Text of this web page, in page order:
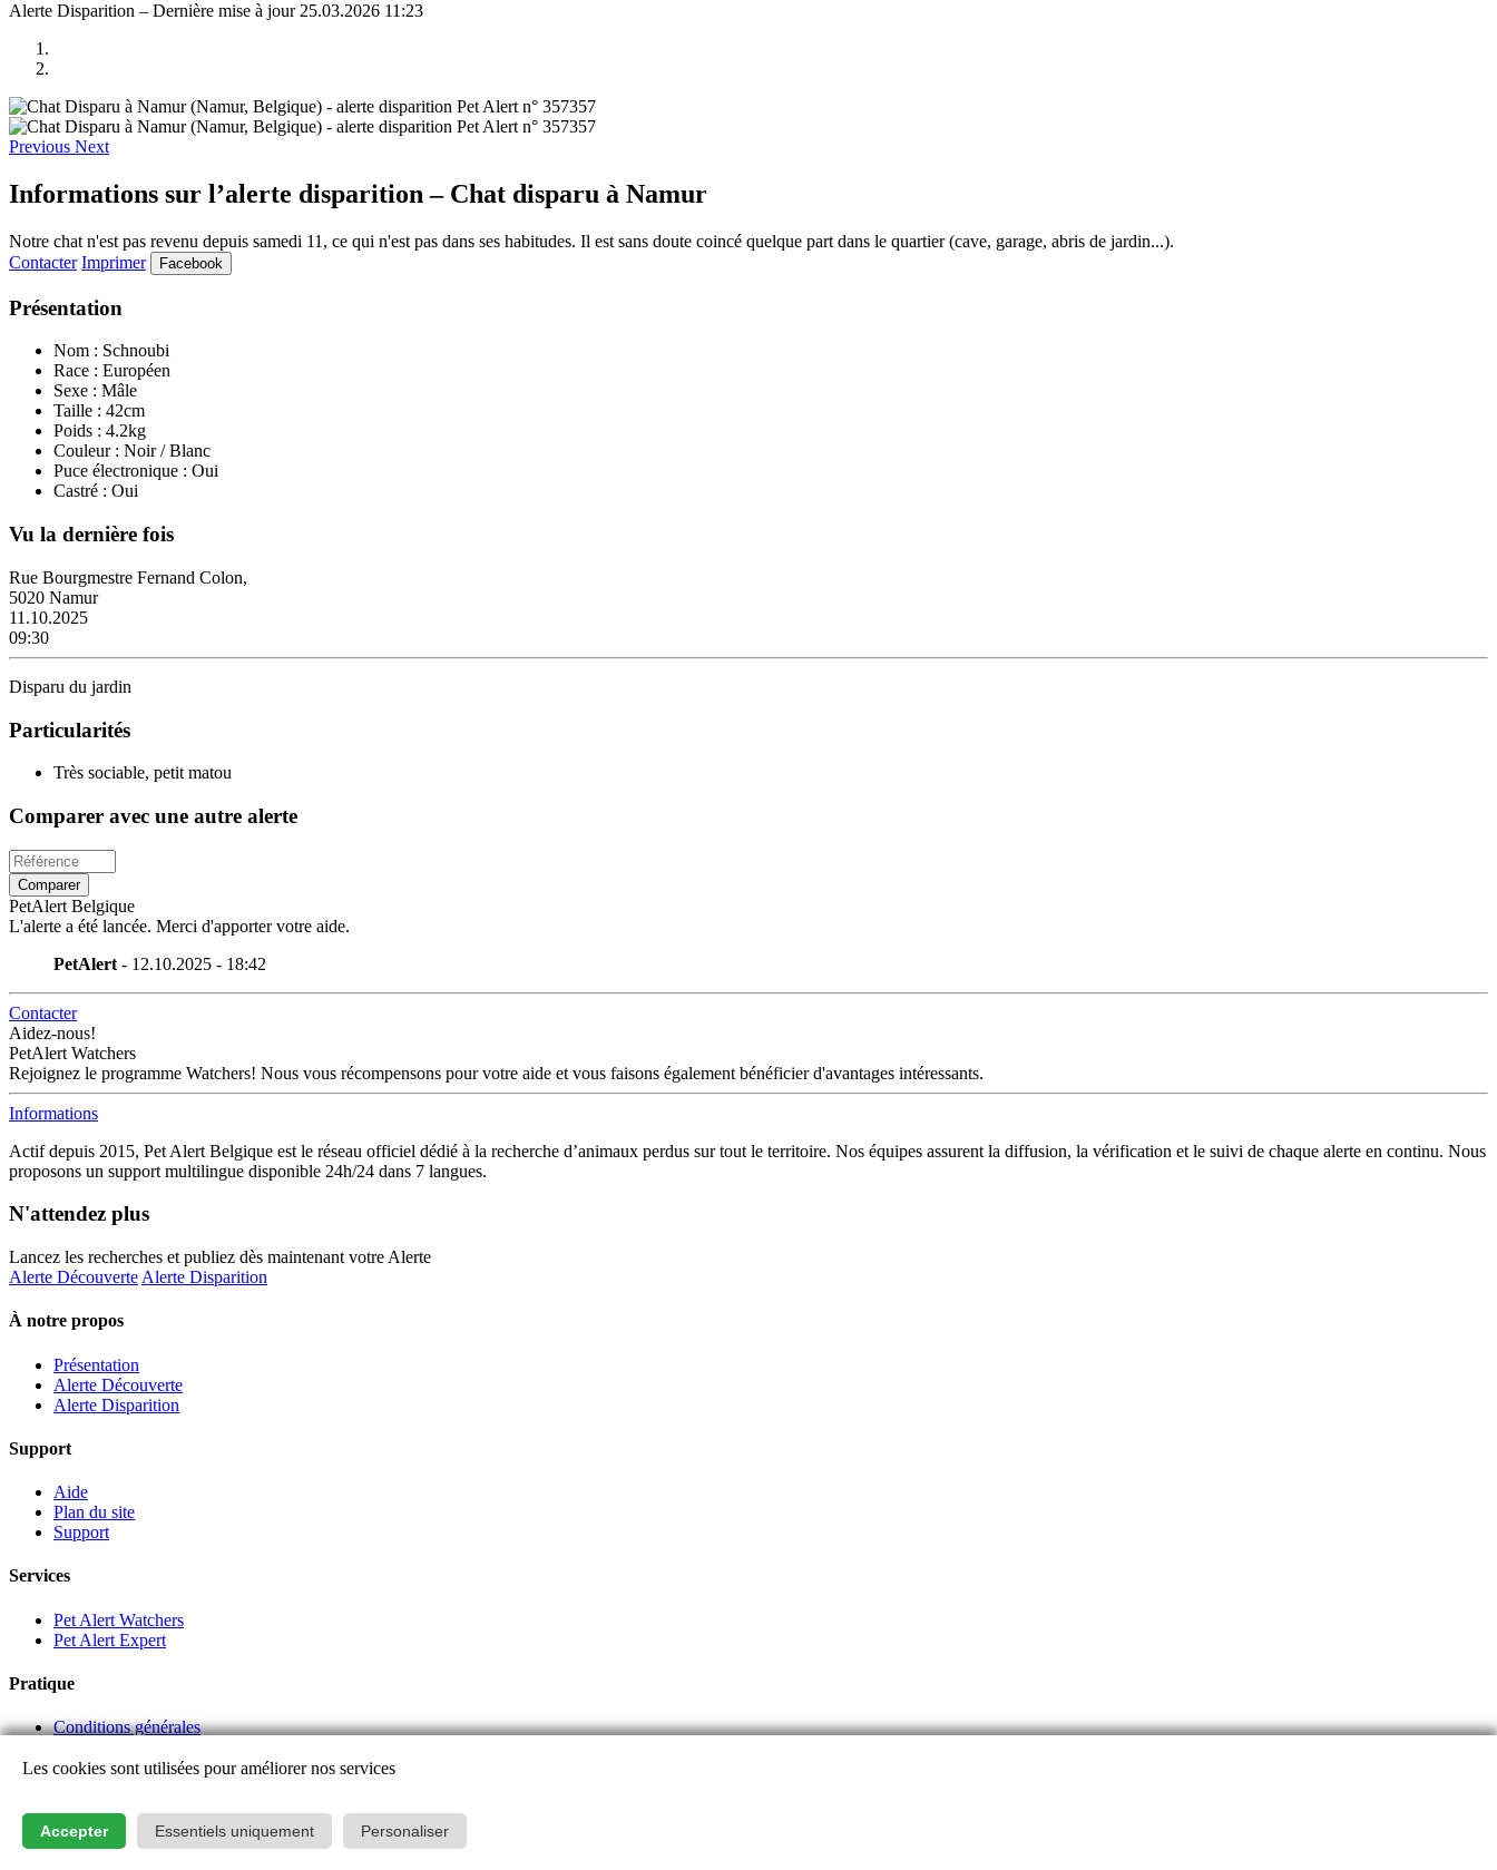
Alerte Disparition – Dernière mise à jour 25.03.2026 11:23
Previous Next
Informations sur l’alerte disparition – Chat disparu à Namur
Notre chat n'est pas revenu depuis samedi 11, ce qui n'est pas dans ses habitudes. Il est sans doute coincé quelque part dans le quartier (cave, garage, abris de jardin...).
Contacter Imprimer Facebook
Présentation
Nom : Schnoubi
Race : Européen
Sexe : Mâle
Taille : 42cm
Poids : 4.2kg
Couleur : Noir / Blanc
Puce électronique : Oui
Castré : Oui
Vu la dernière fois
Rue Bourgmestre Fernand Colon,
5020 Namur
11.10.2025
09:30
Disparu du jardin
Particularités
Très sociable, petit matou
Comparer avec une autre alerte
Comparer
PetAlert Belgique
L'alerte a été lancée. Merci d'apporter votre aide.
PetAlert - 12.10.2025 - 18:42
Contacter
Aidez-nous!
PetAlert Watchers
Rejoignez le programme Watchers! Nous vous récompensons pour votre aide et vous faisons également bénéficier d'avantages intéressants.
Informations
Actif depuis 2015, Pet Alert Belgique est le réseau officiel dédié à la recherche d’animaux perdus sur tout le territoire. Nos équipes assurent la diffusion, la vérification et le suivi de chaque alerte en continu. Nous
proposons un support multilingue disponible 24h/24 dans 7 langues.
N'attendez plus
Lancez les recherches et publiez dès maintenant votre Alerte
Alerte Découverte Alerte Disparition
À notre propos
Présentation
Alerte Découverte
Alerte Disparition
Support
Aide
Plan du site
Support
Services
Pet Alert Watchers
Pet Alert Expert
Pratique
Conditions générales
2015 - 2026, Pet Alert est une marque déposée - Le réseau officiel de recherche d'animaux perdus et trouvés
Les cookies sont utilisées pour améliorer nos services
Accepter Essentiels uniquement Personaliser